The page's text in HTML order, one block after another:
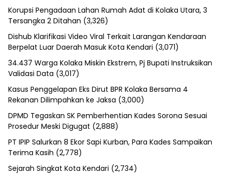
Korupsi Pengadaan Lahan Rumah Adat di Kolaka Utara, 3
Tersangka 2 Ditahan (3,326)
Dishub Klarifikasi Video Viral Terkait Larangan Kendaraan
Berpelat Luar Daerah Masuk Kota Kendari (3,071)
34.437 Warga Kolaka Miskin Ekstrem, Pj Bupati Instruksikan
Validasi Data (3,017)
Kasus Penggelapan Eks Dirut BPR Kolaka Bersama 4
Rekanan Dilimpahkan ke Jaksa (3,000)
DPMD Tegaskan SK Pemberhentian Kades Sorona Sesuai
Prosedur Meski Digugat (2,888)
PT IPIP Salurkan 8 Ekor Sapi Kurban, Para Kades Sampaikan
Terima Kasih (2,778)
Sejarah Singkat Kota Kendari (2,734)